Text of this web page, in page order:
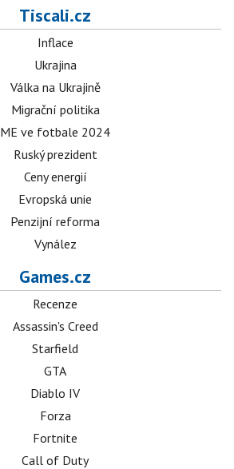
Tiscali.cz
Inflace
Ukrajina
Válka na Ukrajině
Migrační politika
ME ve fotbale 2024
Ruský prezident
Ceny energií
Evropská unie
Penzijní reforma
Vynález
Games.cz
Recenze
Assassin's Creed
Starfield
GTA
Diablo IV
Forza
Fortnite
Call of Duty